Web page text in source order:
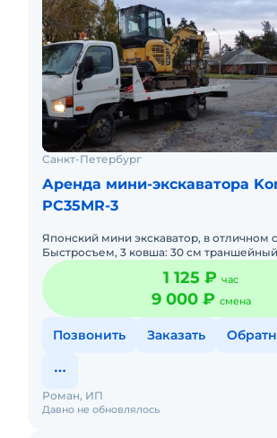
Санкт-Петербург
Аренда мини-экскаватора
PC35MR-3
Японский мини экскаватор, в отличном
Быстросъем, 3 ковша: 30 см
универсальный, 1 метр планировочный,
срез, мягких грунт
1 125 ₽ час
9 000 ₽ смена
Позвонить Заказать
Давно не обновлялось
Роман, ИП